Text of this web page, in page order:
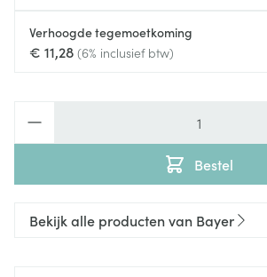
Verhoogde tegemoetkoming
€ 11,28 (6% inclusief btw)
Bestel
Bekijk alle producten van Bayer